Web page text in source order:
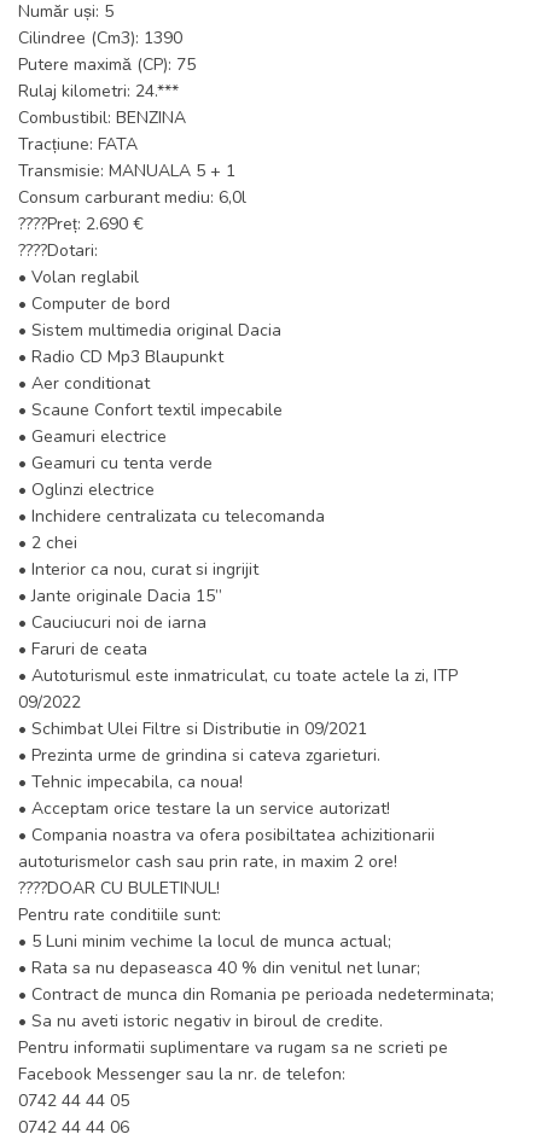
Număr uși: 5
Cilindree (Cm3): 1390
Putere maximă (CP): 75
Rulaj kilometri: 24.***
Combustibil: BENZINA
Tracțiune: FATA
Transmisie: MANUALA 5 + 1
Consum carburant mediu: 6,0l
????Preț: 2.690 €
????Dotari:
• Volan reglabil
• Computer de bord
• Sistem multimedia original Dacia
• Radio CD Mp3 Blaupunkt
• Aer conditionat
• Scaune Confort textil impecabile
• Geamuri electrice
• Geamuri cu tenta verde
• Oglinzi electrice
• Inchidere centralizata cu telecomanda
• 2 chei
• Interior ca nou, curat si ingrijit
• Jante originale Dacia 15”
• Cauciucuri noi de iarna
• Faruri de ceata
• Autoturismul este inmatriculat, cu toate actele la zi, ITP
09/2022
• Schimbat Ulei Filtre si Distributie in 09/2021
• Prezinta urme de grindina si cateva zgarieturi.
• Tehnic impecabila, ca noua!
• Acceptam orice testare la un service autorizat!
• Compania noastra va ofera posibiltatea achizitionarii
autoturismelor cash sau prin rate, in maxim 2 ore!
????DOAR CU BULETINUL!
Pentru rate conditiile sunt:
• 5 Luni minim vechime la locul de munca actual;
• Rata sa nu depaseasca 40 % din venitul net lunar;
• Contract de munca din Romania pe perioada nedeterminata;
• Sa nu aveti istoric negativ in biroul de credite.
Pentru informatii suplimentare va rugam sa ne scrieti pe
Facebook Messenger sau la nr. de telefon:
0742 44 44 05
0742 44 44 06